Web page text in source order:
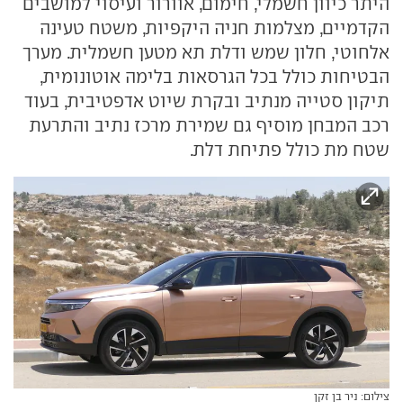
הקדמיים, מצלמות חניה היקפיות, משטח טעינה
אלחוטי, חלון שמש ודלת תא מטען חשמלית. מערך
הבטיחות כולל בכל הגרסאות בלימה אוטונומית,
תיקון סטייה מנתיב ובקרת שיוט אדפטיבית, בעוד
רכב המבחן מוסיף גם שמירת מרכז נתיב והתרעת
שטח מת כולל פתיחת דלת.
צילום: ניר בן זקן